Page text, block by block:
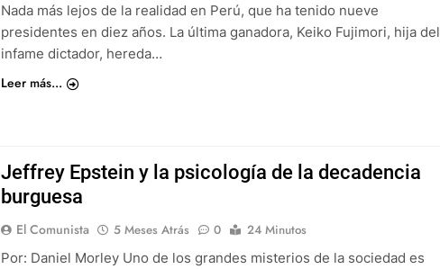
Nada más lejos de la realidad en Perú, que ha tenido nueve
presidentes en diez años. La última ganadora, Keiko Fujimori, hija del
infame dictador, hereda…
Leer más...
Jeffrey Epstein y la psicología de la decadencia
burguesa
El Comunista 5 Meses Atrás 0
24 Minutos
Por: Daniel Morley Uno de los grandes misterios de la sociedad es